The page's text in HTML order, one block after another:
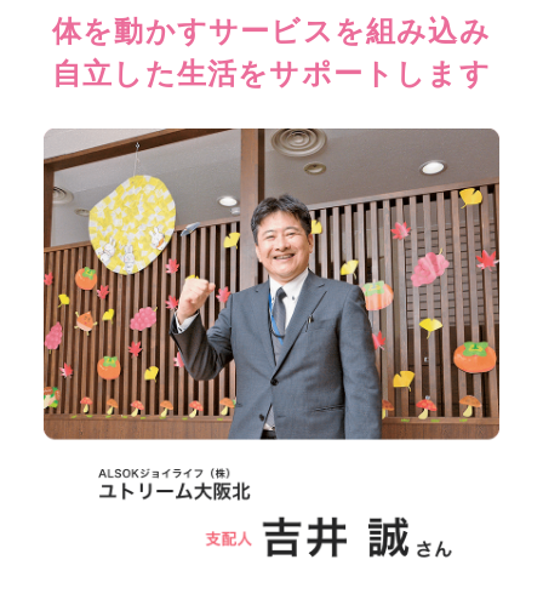
体を動かすサービスを組み込み
自立した生活をサポートします